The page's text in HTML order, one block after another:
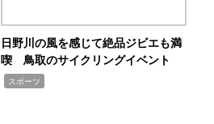
日野川の風を感じて絶品ジビエも満
喫 鳥取のサイクリングイベント
スポーツ